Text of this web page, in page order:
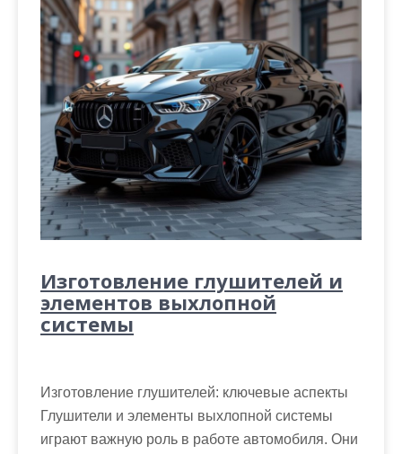
Изготовление глушителей и
элементов выхлопной
системы
Изготовление глушителей: ключевые аспекты
Глушители и элементы выхлопной системы
играют важную роль в работе автомобиля. Они